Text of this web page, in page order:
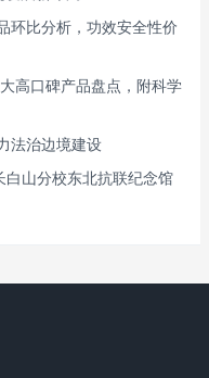
环比分析，功效安全性价
高口碑产品盘点，附科学
法治边境建设
山分校东北抗联纪念馆